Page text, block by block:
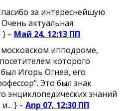
за интереснейшую
актуальная
– Май 24, 12:13 ПП
ипподроме,
которого
Игорь Огнев, его
Это был знак
энциклопедических знаний
} – Апр 07, 12:30 ПП